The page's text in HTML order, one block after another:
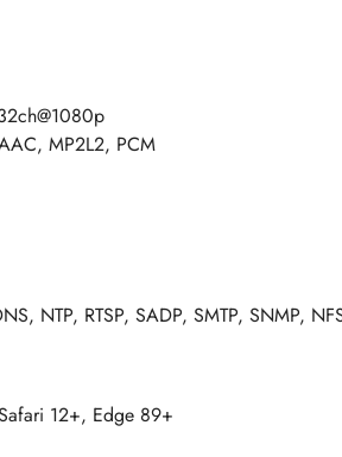
MP2L2, PCM
NTP, RTSP, SADP, SMTP, SNMP,
12+, Edge 89+